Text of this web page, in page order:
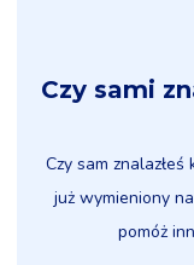
Czy sami
Czy sam
już wymieniony
pomóż